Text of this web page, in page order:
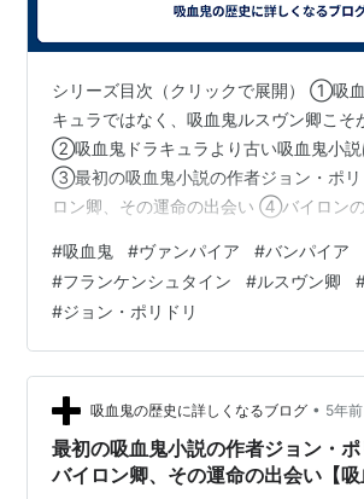
シリーズ目次（クリックで展開） ①吸
キュラではなく、吸血鬼ルスヴン卿こそ
②吸血鬼ドラキュラより古い吸血鬼小説
③最初の吸血鬼小説の作者ジョン・ポリ
ロン卿、その運命の出会い ④バイロン
い怪物』が生まれた歴史的一夜「ディオ
談義」 ⑥この記事 ⑦ドラキュラ以前に
吸血鬼大ブーム」・大デュマの運命も
嘩を売ったフランスの吸血鬼のクソオペ
情：作家の力は弱かった 盗作疑惑をか
リ、そして自殺 バイロン卿と吸血鬼…
#吸血鬼 #ヴァンパイア #バンパイア
#フランケンシュタイン #ルスヴン卿
#ジョン・ポリドリ
吸血鬼の歴史に詳しくなるブログ • 5年前
最初の吸血鬼小説の作者ジョン・
バイロン卿、その運命の出会い【吸